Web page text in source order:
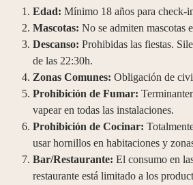
Edad: Mínimo 18 años para check-
Mascotas: No se admiten mascotas
Descanso: Prohibidas las fiestas.
de las 22:30h.
Zonas Comunes: Obligación de
Prohibición de Fumar:
vapear en todas las instalaciones.
Prohibición de Cocinar:
usar hornillos en habitaciones y
Bar/Restaurante: El consumo en
restaurante está limitado a los